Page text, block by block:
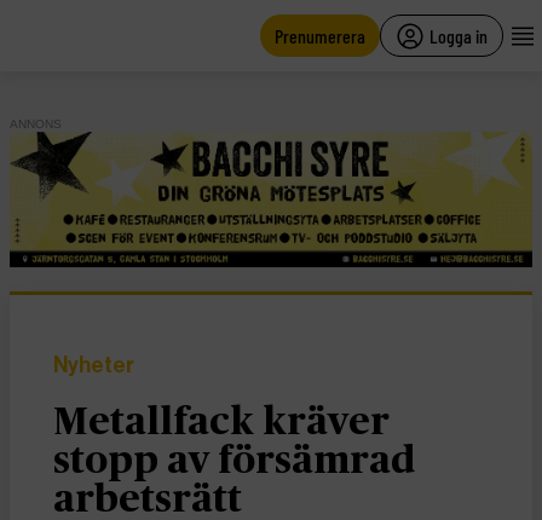
Prenumerera Logga in
ANNONS
Nyheter
Metallfack kräver
stopp av försämrad
arbetsrätt